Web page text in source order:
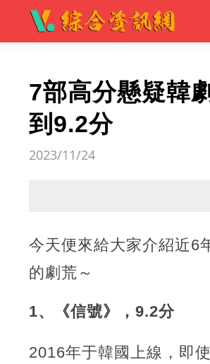
7部高分懸疑韓
到9.2分
2023/11/24
今天便來給大家介紹近6
的劇荒～
1、《信號》，9.2分
2016年于韓國上線，即